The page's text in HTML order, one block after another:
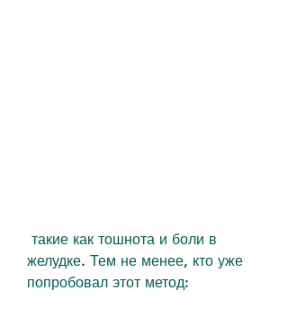
желудке. Тем не менее, кто уже
попробовал этот метод: